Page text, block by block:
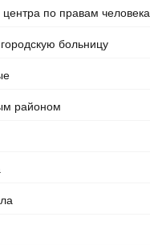
центра по правам человека
больницу
районом